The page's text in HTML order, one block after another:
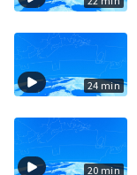
24 min
20 min